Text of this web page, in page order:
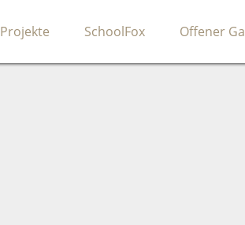
Projekte SchoolFox Offener